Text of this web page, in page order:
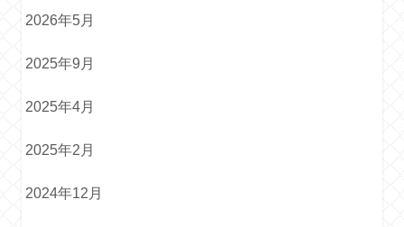
2026年5月
2025年9月
2025年4月
2025年2月
2024年12月